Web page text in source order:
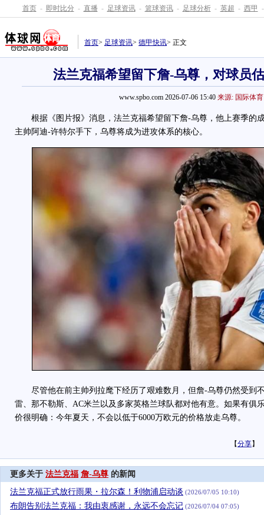
首页 - 即时比分 - 直播 - 足球资讯 - 篮球资讯 - 足球分析 - 英超 - 西甲 -
首页> 足球资讯> 德甲快讯> 正文
法兰克福希望留下詹-乌尊，对球员
www.spbo.com 2026-07-06 15:40 来源: 国际体育
根据《图片报》消息，法兰克福希望留下詹-乌尊，他上赛季的
主帅阿迪-许特尔手下，乌尊将成为进攻体系的核心。
尽管他在前主帅列拉麾下经历了艰难数月，但詹-乌尊仍然受到
雷、那不勒斯、AC米兰以及多家英格兰球队都对他有意。如果有俱
价很明确：今年夏天，不会以低于6000万欧元的价格放走乌尊。
【分享】
更多关于 法兰克福 詹-乌尊 的新闻
法兰克福正式放行雨果・拉尔森！利物浦启动谈 (2026/07/05 10:10)
布朗告别法兰克福：我由衷感谢，永远不会忘记 (2026/07/04 07:05)